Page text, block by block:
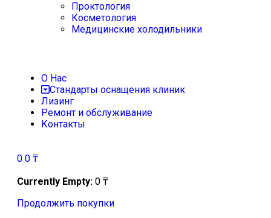
Проктология
Косметология
Медицинские холодильники
О Нас
Стандарты оснащения клиник
Лизинг
Ремонт и обслуживание
Контакты
0 0 ₸
Currently Empty: 0 ₸
Продолжить покупки